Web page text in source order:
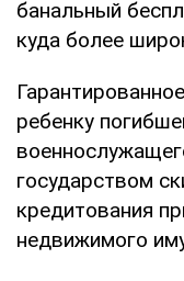
банальный
куда более
ребенку
государством
кредитования
недвижимого